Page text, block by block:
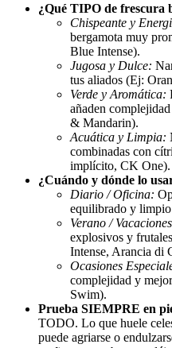
¿Qué TIPO de frescura
Chispeante y
bergamota muy
Blue Intense).
Jugosa y Dulce:
tus aliados (Ej:
Verde y Aromática:
añaden
& Mandarin).
Acuática y Limpia:
combinadas con
implícito, CK One).
¿Cuándo y dónde lo
Diario / Oficina:
equilibrado y
Verano /
explosivos y
Intense, Arancia di
Ocasiones
complejidad y
Swim).
Prueba SIEMPRE en
TODO. Lo que huele
puede agriarse o